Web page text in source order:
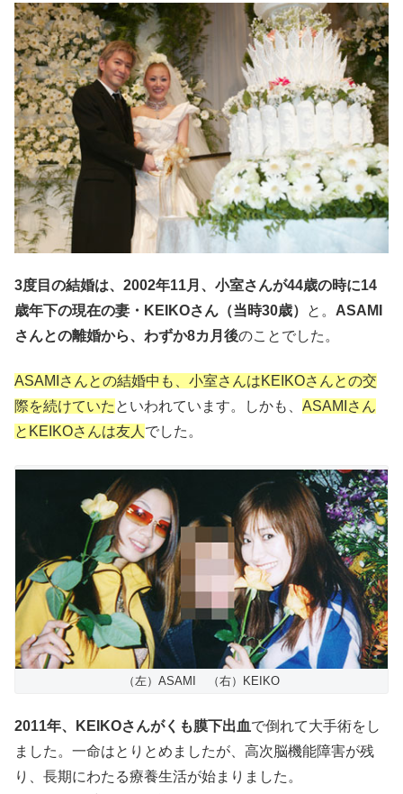
3度目の結婚は、2002年11月、小室さんが44歳の時に14
歳年下の現在の妻・KEIKOさん（当時30歳）
と。 ASAMI
さんとの離婚から、わずか8カ月後のことでした。
ASAMIさんとの結婚中も、小室さんはKEIKOさんとの交
際を続けていた といわれています。しかも、 ASAMIさん
とKEIKOさんは友人でした。
（左）ASAMI （右）KEIKO
2011年、KEIKOさんがくも膜下出血で倒れて大手術をし
ました。一命はとりとめましたが、高次脳機能障害が残
り、長期にわたる療養生活が始まりました。